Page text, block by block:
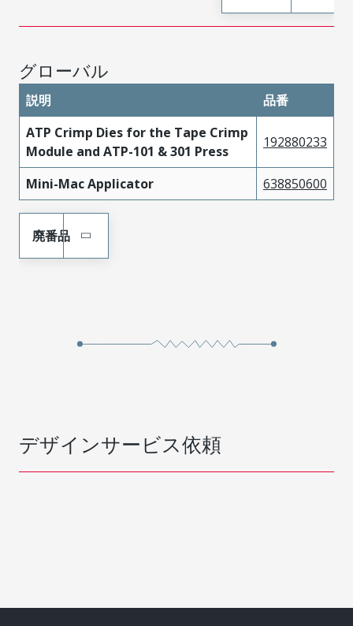
グローバル
説明
品番
ATP Crimp Dies for the Tape Crimp
Module and ATP-101 & 301 Press
192880233
Mini-Mac Applicator 638850600
廃番品
デザインサービス依頼